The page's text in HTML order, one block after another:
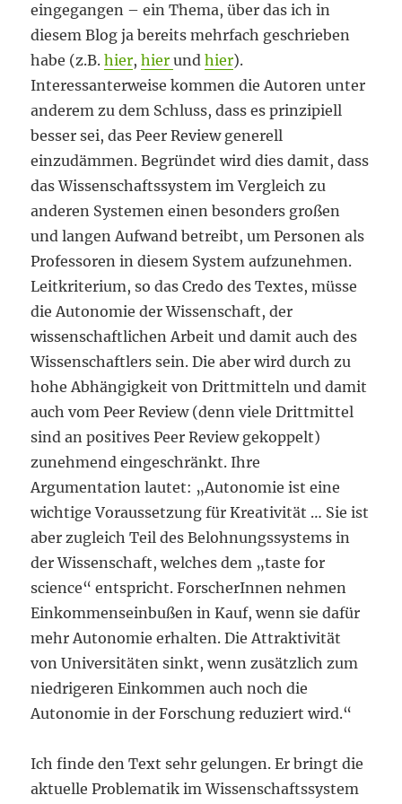
eingegangen – ein Thema, über das ich in
diesem Blog ja bereits mehrfach geschrieben
habe (z.B.hier,hierundhier).
Interessanterweise kommen die Autoren unter
anderem zu dem Schluss, dass es prinzipiell
besser sei, das Peer Review generell
einzudämmen. Begründet wird dies damit, dass
das Wissenschaftssystem im Vergleich zu
anderen Systemen einen besonders großen
und langen Aufwand betreibt, um Personen als
Professoren in diesem System aufzunehmen.
Leitkriterium, so das Credo des Textes, müsse
die Autonomie der Wissenschaft, der
wissenschaftlichen Arbeit und damit auch des
Wissenschaftlers sein. Die aber wird durch zu
hohe Abhängigkeit von Drittmitteln und damit
auch vom Peer Review (denn viele Drittmittel
sind an positives Peer Review gekoppelt)
zunehmend eingeschränkt. Ihre
Argumentation lautet: „Autonomie ist eine
wichtige Voraussetzung für Kreativität … Sie ist
aber zugleich Teil des Belohnungssystems in
der Wissenschaft, welches dem „taste for
science“ entspricht. ForscherInnen nehmen
Einkommenseinbußen in Kauf, wenn sie dafür
mehr Autonomie erhalten. Die Attraktivität
von Universitäten sinkt, wenn zusätzlich zum
niedrigeren Einkommen auch noch die
Autonomie in der Forschung reduziert wird.“
Ich finde den Text sehr gelungen. Er bringt die
aktuelle Problematik im Wissenschaftssystem